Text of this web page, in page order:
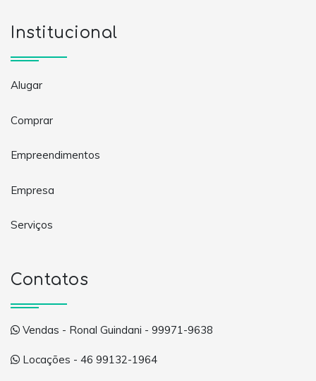
Institucional
Alugar
Comprar
Empreendimentos
Empresa
Serviços
Contatos
Vendas - Ronal Guindani - 99971-9638
Locações - 46 99132-1964